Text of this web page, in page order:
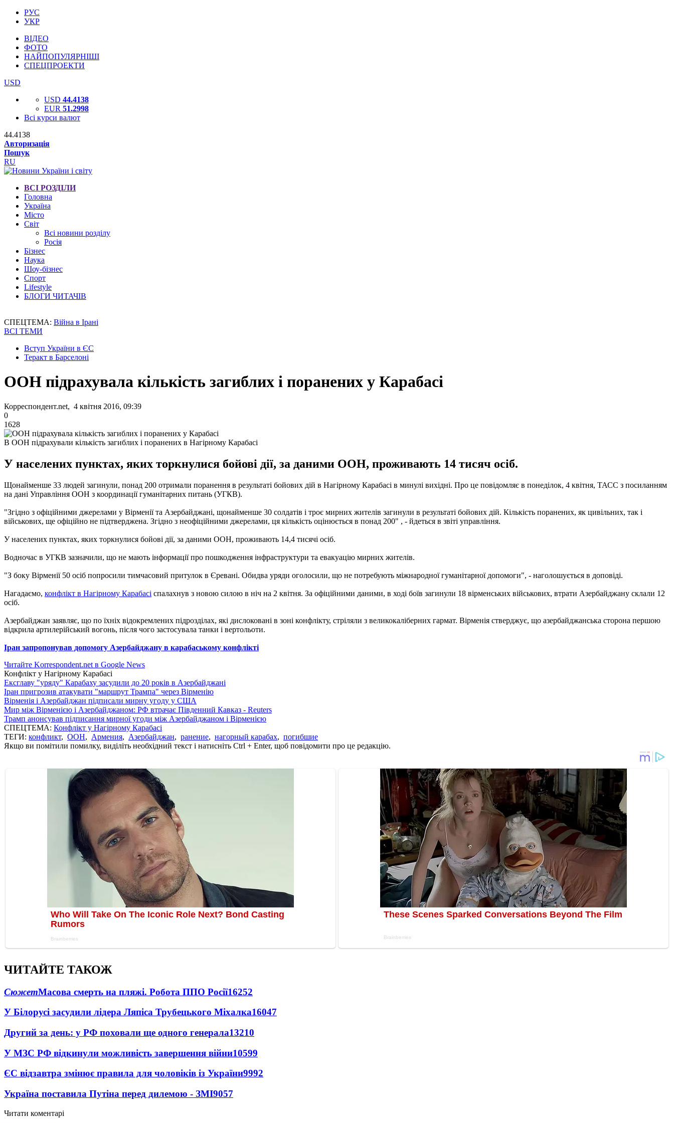
РУС
УКР
ВІДЕО
ФОТО
НАЙПОПУЛЯРНІШІ
СПЕЦПРОЕКТИ
USD
USD 44.4138
EUR 51.2998
Всі курси валют
44.4138
Авторизація
Пошук
RU
ВСІ РОЗДІЛИ
Головна
Україна
Місто
Світ
Всі новини розділу
Росія
Бізнес
Наука
Шоу-бізнес
Спорт
Lifestyle
БЛОГИ ЧИТАЧІВ
СПЕЦТЕМА: Війна в Ірані
ВСІ ТЕМИ
Вступ України в ЄС
Теракт в Барселоні
ООН підрахувала кількість загиблих і поранених у Карабасі
Корреспондент.net, 4 квітня 2016, 09:39
0
1628
В ООН підрахували кількість загиблих і поранених в Нагірному Карабасі
У населених пунктах, яких торкнулися бойові дії, за даними ООН, проживають 14 тисяч осіб.
Щонайменше 33 людей загинули, понад 200 отримали поранення в результаті бойових дій в Нагірному Карабасі в минулі вихідні. Про це повідомляє в понеділок, 4 квітня, ТАСС з посиланням
на дані Управління ООН з координації гуманітарних питань (УГКВ).
"Згідно з офіційними джерелами у Вірменії та Азербайджані, щонайменше 30 солдатів і троє мирних жителів загинули в результаті бойових дій. Кількість поранених, як цивільних, так і
військових, ще офіційно не підтверджена. Згідно з неофіційними джерелами, ця кількість оцінюється в понад 200" , - йдеться в звіті управління.
У населених пунктах, яких торкнулися бойові дії, за даними ООН, проживають 14,4 тисячі осіб.
Водночас в УГКВ зазначили, що не мають інформації про пошкодження інфраструктури та евакуацію мирних жителів.
"З боку Вірменії 50 осіб попросили тимчасовий притулок в Єревані. Обидва уряди оголосили, що не потребують міжнародної гуманітарної допомоги", - наголошується в доповіді.
Нагадаємо, конфлікт в Нагірному Карабасі спалахнув з новою силою в ніч на 2 квітня. За офіційними даними, в ході боїв загинули 18 вірменських військових, втрати Азербайджану склали 12
осіб.
Азербайджан заявляє, що по їхніх відокремлених підрозділах, які дислоковані в зоні конфлікту, стріляли з великокаліберних гармат. Вірменія стверджує, що азербайджанська сторона першою
відкрила артилерійський вогонь, після чого застосувала танки і вертольоти.
Іран запропонував допомогу Азербайджану в карабаському конфлікті
Читайте Korrespondent.net в Google News
Конфлікт у Нагірному Карабасі
Ексглаву "уряду" Карабаху засудили до 20 років в Азербайджані
Іран пригрозив атакувати "маршрут Трампа" через Вірменію
Вірменія і Азербайджан підписали мирну угоду у США
Мир між Вірменією і Азербайджаном: РФ втрачає Південний Кавказ - Reuters
Трамп анонсував підписання мирної угоди між Азербайджаном і Вірменією
СПЕЦТЕМА: Конфлікт у Нагірному Карабасі
ТЕГИ: конфликт, ООН, Армения, Азербайджан, ранение, нагорный карабах, погибшие
Якщо ви помітили помилку, виділіть необхідний текст і натисніть Ctrl + Enter, щоб повідомити про це редакцію.
ЧИТАЙТЕ ТАКОЖ
СюжетМасова смерть на пляжі. Робота ППО Росії16252
У Білорусі засудили лідера Ляпіса Трубецького Міхалка16047
Другий за день: у РФ поховали ще одного генерала13210
У МЗС РФ відкинули можливість завершення війни10599
ЄС відзавтра змінює правила для чоловіків із України9992
Україна поставила Путіна перед дилемою - ЗМІ9057
Читати коментарі